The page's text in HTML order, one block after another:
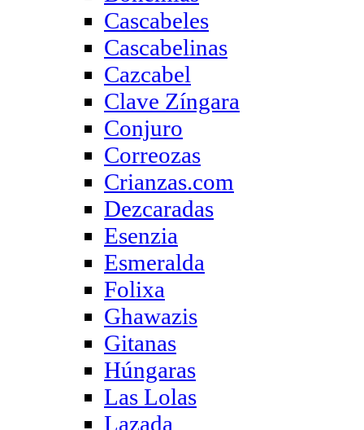
Cascabeles
Cascabelinas
Cazcabel
Clave Zíngara
Conjuro
Correozas
Crianzas.com
Dezcaradas
Esenzia
Esmeralda
Folixa
Ghawazis
Gitanas
Húngaras
Las Lolas
Lazada